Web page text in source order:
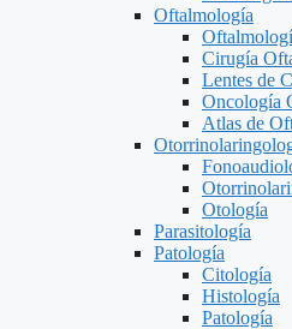
Oftalmología
Cirugía
Lentes de
Oncología
Atlas de
Otología
Parasitología
Patología
Citología
Histología
Patología